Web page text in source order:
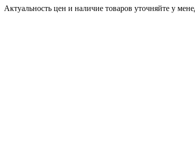
Актуальность цен и наличие товаров уточняйте у